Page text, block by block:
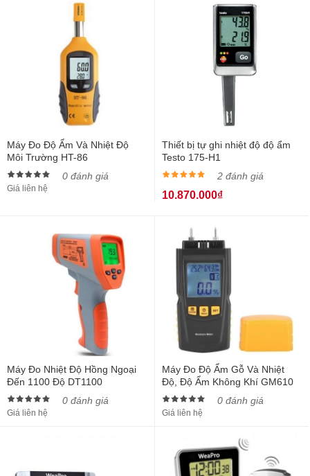
Máy Đo Độ Ẩm Và Nhiệt Độ
Môi Trường HT-86
0 đánh giá
Giá liên hệ
Thiết bị tự ghi nhiệt độ độ ẩm
Testo 175-H1
2 đánh giá
10.870.000₫
Máy Đo Nhiệt Độ Hồng Ngoại
Đến 1100 Độ DT1100
0 đánh giá
Giá liên hệ
Máy Đo Độ Ẩm Gỗ Và Nhiệt
Độ, Độ Ẩm Không Khí GM610
0 đánh giá
Giá liên hệ